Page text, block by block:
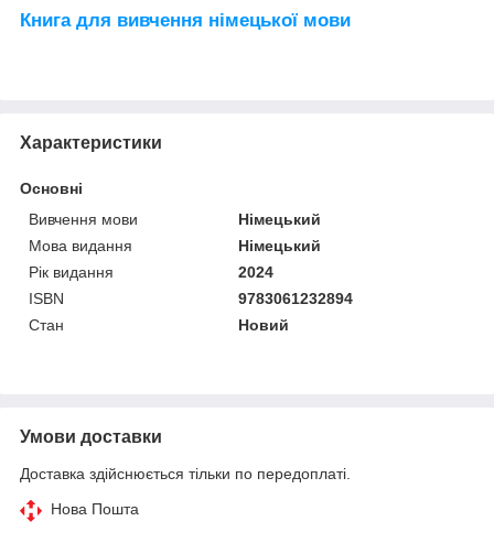
Книга для вивчення німецької мови
Характеристики
Основні
Вивчення мови
Німецький
Мова видання
Німецький
Рік видання
2024
ISBN
9783061232894
Стан
Новий
Умови доставки
Доставка здійснюється тільки по передоплаті.
Нова Пошта